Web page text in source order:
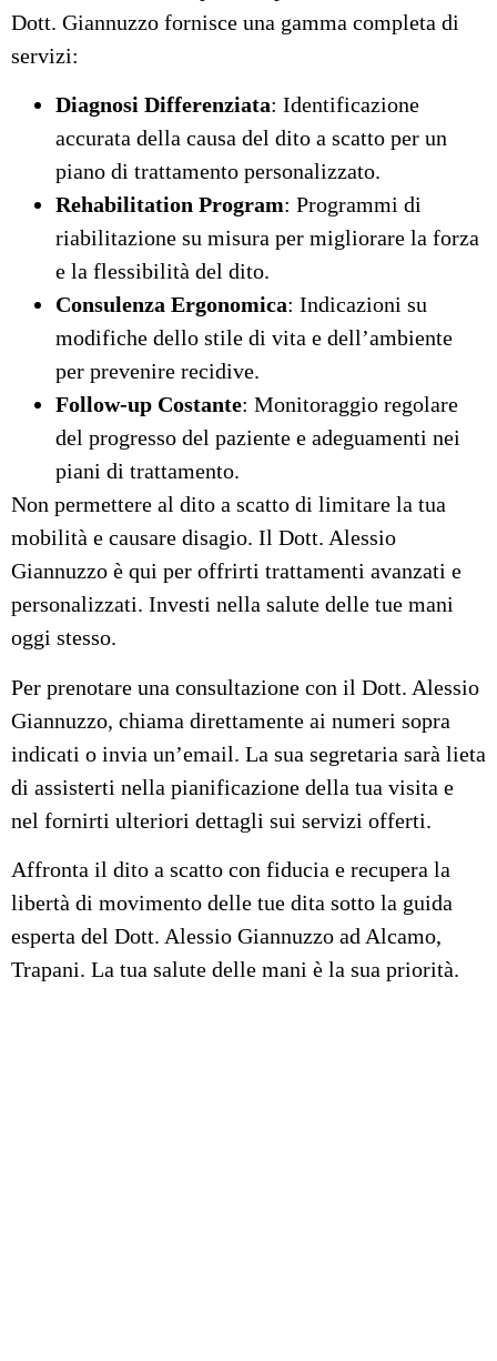
Dott. Giannuzzo fornisce una gamma completa di
servizi:
Diagnosi Differenziata: Identificazione
accurata della causa del dito a scatto per un
piano di trattamento personalizzato.
Rehabilitation Program: Programmi di
riabilitazione su misura per migliorare la forza
e la flessibilità del dito.
Consulenza Ergonomica: Indicazioni su
modifiche dello stile di vita e dell’ambiente
per prevenire recidive.
Follow-up Costante: Monitoraggio regolare
del progresso del paziente e adeguamenti nei
piani di trattamento.
Non permettere al dito a scatto di limitare la tua
mobilità e causare disagio. Il Dott. Alessio
Giannuzzo è qui per offrirti trattamenti avanzati e
personalizzati. Investi nella salute delle tue mani
oggi stesso.
Per prenotare una consultazione con il Dott. Alessio
Giannuzzo, chiama direttamente ai numeri sopra
indicati o invia un’email. La sua segretaria sarà lieta
di assisterti nella pianificazione della tua visita e
nel fornirti ulteriori dettagli sui servizi offerti.
Affronta il dito a scatto con fiducia e recupera la
libertà di movimento delle tue dita sotto la guida
esperta del Dott. Alessio Giannuzzo ad Alcamo,
Trapani. La tua salute delle mani è la sua priorità.